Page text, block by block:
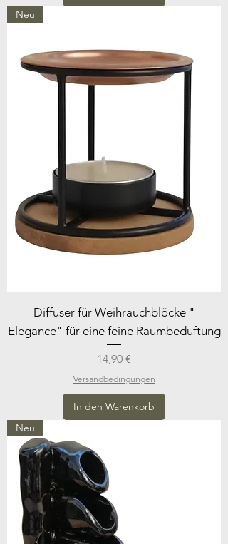
Neu
Diffuser für Weihrauchblöcke "
Elegance" für eine feine Raumbeduftung
Preis
14,90 €
Versandbedingungen
In den Warenkorb
Neu